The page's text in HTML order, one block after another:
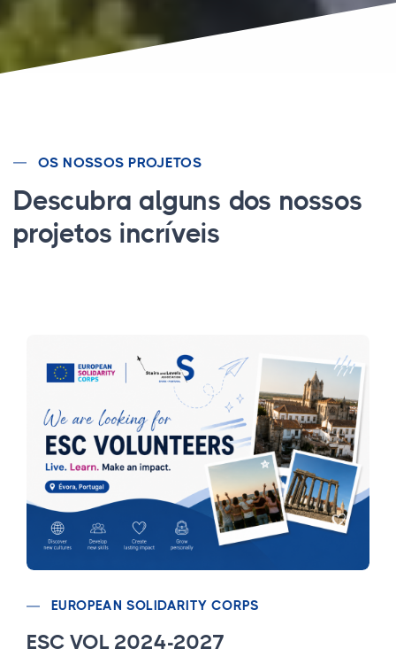
OS NOSSOS PROJETOS
Descubra alguns dos nossos
projetos incríveis
EUROPEAN SOLIDARITY CORPS
ESC VOL 2024-2027